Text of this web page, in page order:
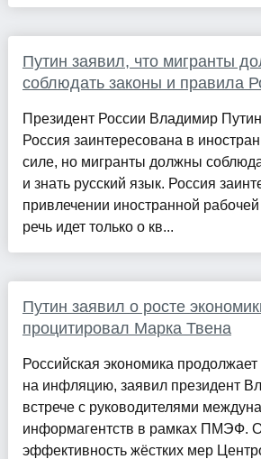
Путин заявил, что мигранты
соблюдать законы и правила
Президент России Владимир
Россия заинтересована в
силе, но мигранты должны
и знать русский язык. Россия
привлечении иностранной
речь идет только о кв...
Путин заявил о росте
процитировал Марка Твена
Российская экономика
на инфляцию, заявил президент
встрече с руководителями
информагентств в рамках ПМЭФ.
эффективность жёстких мер